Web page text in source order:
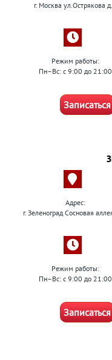
г. Москва ул.Острякова
Режим работы:
Пн–Вс: с 9:00 до 21:00
Записаться
Адрес:
г. Зеленоград Сосновая
Режим работы:
Пн–Вс: с 9:00 до 21:00
Записаться